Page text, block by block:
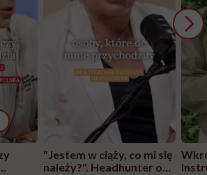
"Jestem w ciąży, co mi się
należy?". Headhunter o